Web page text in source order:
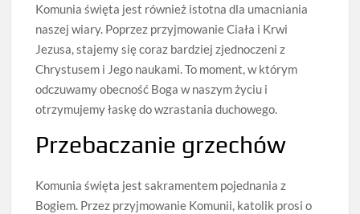
Komunia święta jest również istotna dla umacniania
naszej wiary. Poprzez przyjmowanie Ciała i Krwi
Jezusa, stajemy się coraz bardziej zjednoczeni z
Chrystusem i Jego naukami. To moment, w którym
odczuwamy obecność Boga w naszym życiu i
otrzymujemy łaskę do wzrastania duchowego.
Przebaczanie grzechów
Komunia święta jest sakramentem pojednania z
Bogiem. Przez przyjmowanie Komunii, katolik prosi o